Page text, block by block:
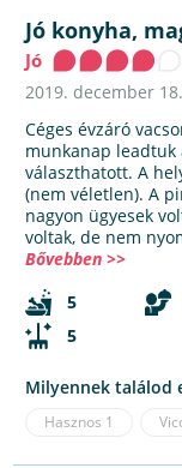
Jó konyha,
Jó
2019. december 18.
Céges évzáró
munkanap leadtuk
választhatott. A
(nem véletlen). A
nagyon ügyesek
voltak, de nem
Bővebben >>
5
5
Milyennek találod
Hasznos 1